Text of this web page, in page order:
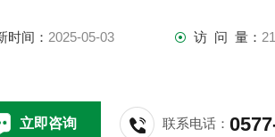
时间： 2025-05-03 访 问 量：
立即咨询 联系电话：